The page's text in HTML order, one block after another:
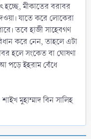
হচ্ছে, মীকাতের বরাবর
যাতে করে লোকেরা
তবে হাজী সাহেবগণ
করে নেন, তাহলে এটা
হলে সংকেত বা ঘোষণা
পড়ে ইহরাম বেঁধে
মুহাম্মাদ বিন সালিহ